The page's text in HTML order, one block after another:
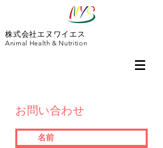
株式会社エヌワイエス
Animal Health & Nutrition
お問い合わせ